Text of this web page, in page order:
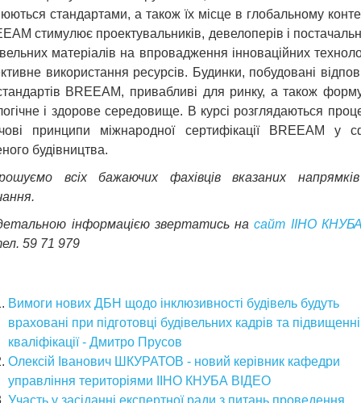
стандартами, а також їх місце в глобальному
стимулює проектувальників, девелоперів і
матеріалів на впровадження інноваційних
використання ресурсів. Будинки, побудовані
BREEAM, привабливі для ринку, а також
і здорове середовище. В курсі розглядаються
принципи міжнародної сертифікації BREEAM у
будівництва.
всіх бажаючих фахівців вказаних
інформацією звертатись насайт ІІНО
59 71 979
Вимоги нових ДБН щодо інклюзивності будівель будуть
враховані при підготовці будівельних кадрів та підвищенні
кваліфікації - Дмитро Прусов
Олексій Іванович ШКУРАТОВ - новий керівник кафедри
управління територіями ІІНО КНУБА ВІДЕО